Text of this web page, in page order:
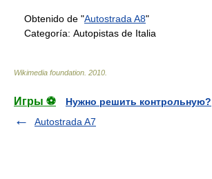
Obtenido de "Autostrada A8"
Categoría: Autopistas de Italia
Wikimedia foundation 2010
Игры ⚽
Нужно решить контрольную?
Autostrada A7